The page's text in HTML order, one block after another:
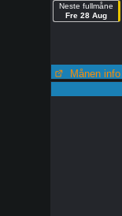
Neste fullmåne
Fre 28 Aug
Månen info